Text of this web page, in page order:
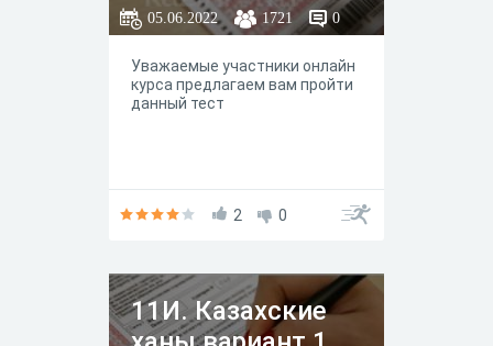
05.06.2022 1721 0
Уважаемые участники онлайн
курса предлагаем вам пройти
данный тест
2 0
11И. Казахские